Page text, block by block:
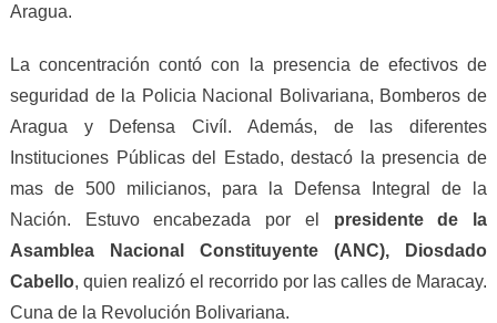
Aragua.
La concentración contó con la presencia de efectivos de
seguridad de la Policia Nacional Bolivariana, Bomberos de
Aragua y Defensa Civíl. Además, de las diferentes
Instituciones Públicas del Estado, destacó la presencia de
mas de 500 milicianos, para la Defensa Integral de la
Nación. Estuvo encabezada por el presidente de la
Asamblea Nacional Constituyente(ANC), Diosdado
Cabello, quien realizó el recorrido por las calles de Maracay.
Cuna de la Revolución Bolivariana.